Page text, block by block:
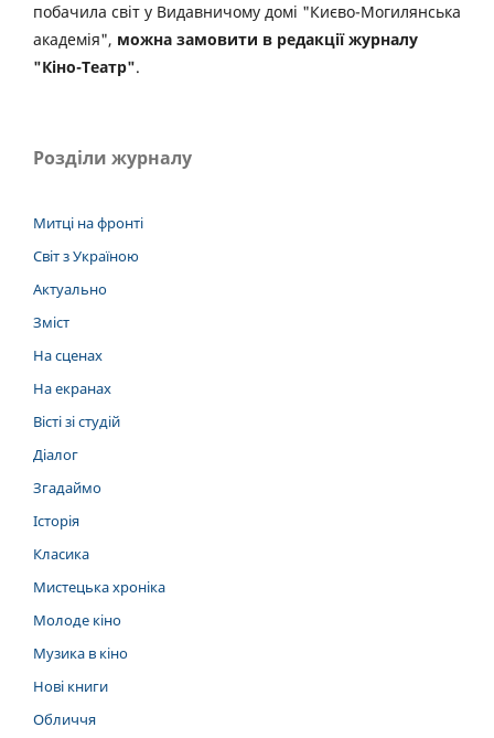
побачила світ у Видавничому домі "Києво-Могилянська
академія", можна замовити в редакції журналу
"Кіно-Театр".
Розділи журналу
Митці на фронті
Світ з Україною
Актуально
Зміст
На сценах
На екранах
Вісті зі студій
Діалог
Згадаймо
Історія
Класика
Мистецька хроніка
Молоде кіно
Музика в кіно
Нові книги
Обличчя